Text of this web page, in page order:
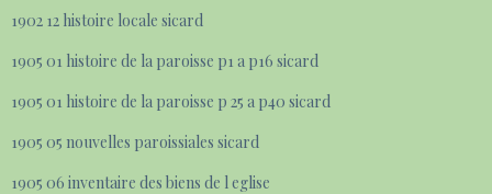
1902 12 histoire locale sicard
1905 01 histoire de la paroisse p1 a p16 sicard
1905 01 histoire de la paroisse p 25 a p40 sicard
1905 05 nouvelles paroissiales sicard
1905 06 inventaire des biens de l eglise